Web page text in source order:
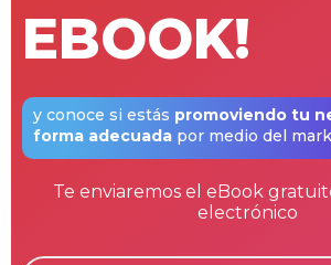
EBOOK!
y conoce si estás promoviendo tu
forma adecuada por medio del
Te enviaremos el eBook
electrónico